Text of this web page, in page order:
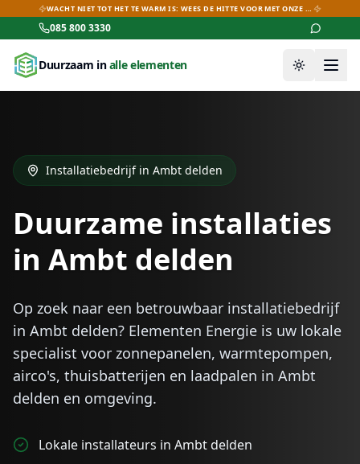
WACHT NIET TOT HET TE WARM IS: WEES DE HITTE VOOR MET ONZE AIRCO-DEALS!
085 800 3330
Duurzaam inalle elementen Thema
Installatiebedrijf in Ambt delden
Duurzame installaties
in Ambt delden
Op zoek naar een betrouwbaar installatiebedrijf
in Ambt delden? Elementen Energie is uw lokale
specialist voor zonnepanelen, warmtepompen,
airco's, thuisbatterijen en laadpalen in Ambt
delden en omgeving.
Lokale installateurs in Ambt delden